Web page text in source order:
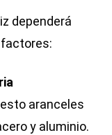
dependerá
aranceles
y aluminio.